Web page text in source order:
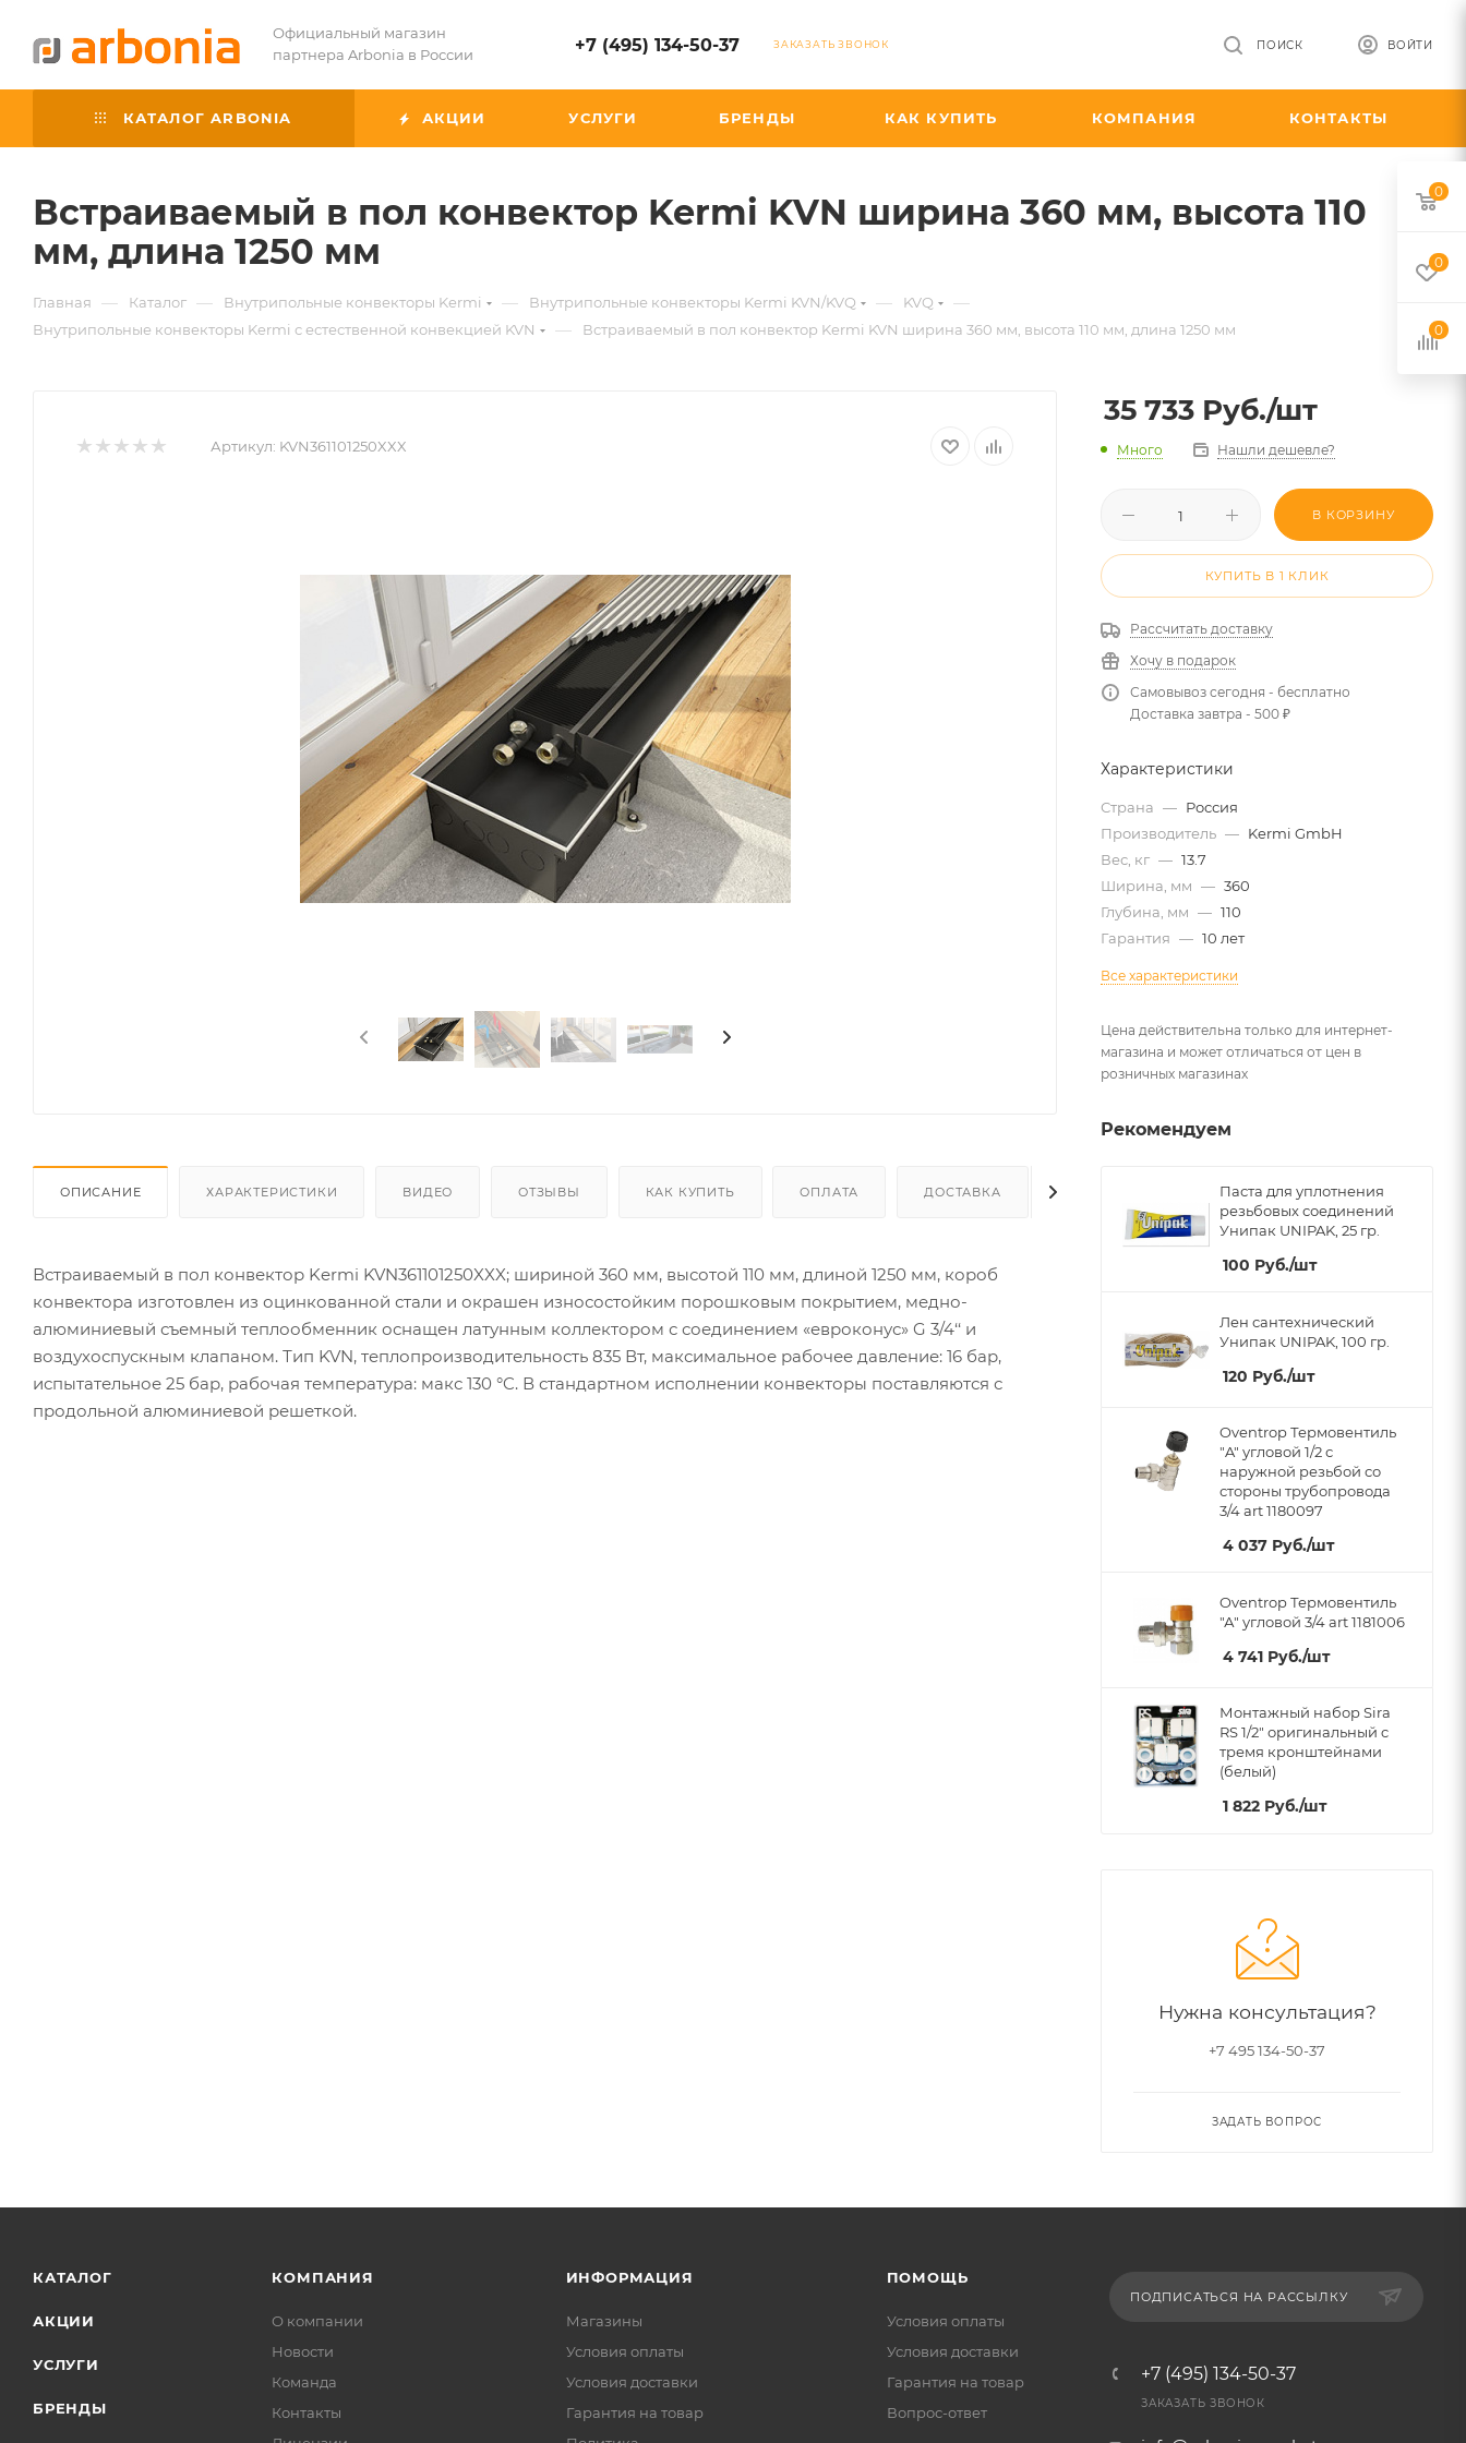
Официальный магазин
партнера Arbonia в России
+7 (495) 134-50-37 ЗАКАЗАТЬ ЗВОНОК ВОЙТИ
ПОИСК
КАТАЛОГ ARBONIA АКЦИИ УСЛУГИ БРЕНДЫ КАК КУПИТЬ КОМПАНИЯ КОНТАКТЫ
Встраиваемый в пол конвектор Kermi KVN ширина 360 мм, высота 110
мм, длина 1250 мм
Главная — Каталог — Внутрипольные конвекторы Kermi — Внутрипольные конвекторы Kermi KVN/KVQ — KVQ —
Внутрипольные конвекторы Kermi с естественной конвекцией KVN — Встраиваемый в пол конвектор Kermi KVN ширина 360 мм, высота 110 мм, длина 1250 мм
Артикул: KVN361101250XXX
ОПИСАНИЕ ХАРАКТЕРИСТИКИ ВИДЕО ОТЗЫВЫ КАК КУПИТЬ ОПЛАТА ДОСТАВКА
Встраиваемый в пол конвектор Kermi KVN361101250XXX; шириной 360 мм, высотой 110 мм, длиной 1250 мм, короб
конвектора изготовлен из оцинкованной стали и окрашен износостойким порошковым покрытием, медно-
алюминиевый съемный теплообменник оснащен латунным коллектором с соединением «евроконус» G 3/4‘‘ и
воздухоспускным клапаном. Тип KVN, теплопроизводительность 835 Вт, максимальное рабочее давление: 16 бар,
испытательное 25 бар, рабочая температура: макс 130 °C. В стандартном исполнении конвекторы поставляются с
продольной алюминиевой решеткой.
35 733 Руб./шт
Много Нашли дешевле?
В КОРЗИНУ
КУПИТЬ В 1 КЛИК
Рассчитать доставку
Хочу в подарок
Самовывоз сегодня - бесплатно
Доставка завтра - 500 ₽
Характеристики
Страна — Россия
Производитель — Kermi GmbH
Вес, кг — 13.7
Ширина, мм — 360
Глубина, мм — 110
Гарантия — 10 лет
Все характеристики
Цена действительна только для интернет-
магазина и может отличаться от цен в
розничных магазинах
Рекомендуем
Паста для уплотнения
резьбовых соединений
Унипак UNIPAK, 25 гр.
100 Руб./шт
Лен сантехнический
Унипак UNIPAK, 100 гр.
120 Руб./шт
Oventrop Термовентиль
"A" угловой 1/2 с
наружной резьбой со
стороны трубопровода
3/4 art 1180097
4 037 Руб./шт
Oventrop Термовентиль
"А" угловой 3/4 art 1181006
4 741 Руб./шт
Монтажный набор Sira
RS 1/2" оригинальный c
тремя кронштейнами
(белый)
1 822 Руб./шт
Нужна консультация?
+7 495 134-50-37
ЗАДАТЬ ВОПРОС
КАТАЛОГ
АКЦИИ
УСЛУГИ
БРЕНДЫ
КОМПАНИЯ
О компании
Новости
Команда
Контакты
ИНФОРМАЦИЯ
Магазины
Условия оплаты
Условия доставки
Гарантия на товар
ПОМОЩЬ
Условия оплаты
Условия доставки
Гарантия на товар
Вопрос-ответ
ПОДПИСАТЬСЯ НА РАССЫЛКУ
+7 (495) 134-50-37
ЗАКАЗАТЬ ЗВОНОК
0
0
0